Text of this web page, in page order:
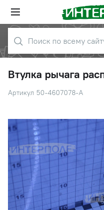
Втулка рычага
Артикул 50-4607078-А